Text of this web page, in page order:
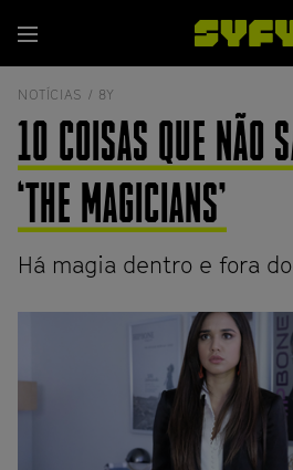
para
o
conteúdo
Menu
NOTÍCIAS / 8Y
10 COISAS QUE NÃO
‘THE MAGICIANS’
Há magia dentro e fora